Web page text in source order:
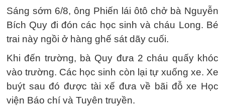
Sáng sớm 6/8, ông Phiến lái ôtô chở bà Nguyễn
Bích Quy đi đón các học sinh và cháu Long. Bé
trai này ngồi ở hàng ghế sát dãy cuối.
Khi đến trường, bà Quy đưa 2 cháu quấy khóc
vào trường. Các học sinh còn lại tự xuống xe. Xe
buýt sau đó được tài xế đưa về bãi đỗ xe Học
viện Báo chí và Tuyên truyền.